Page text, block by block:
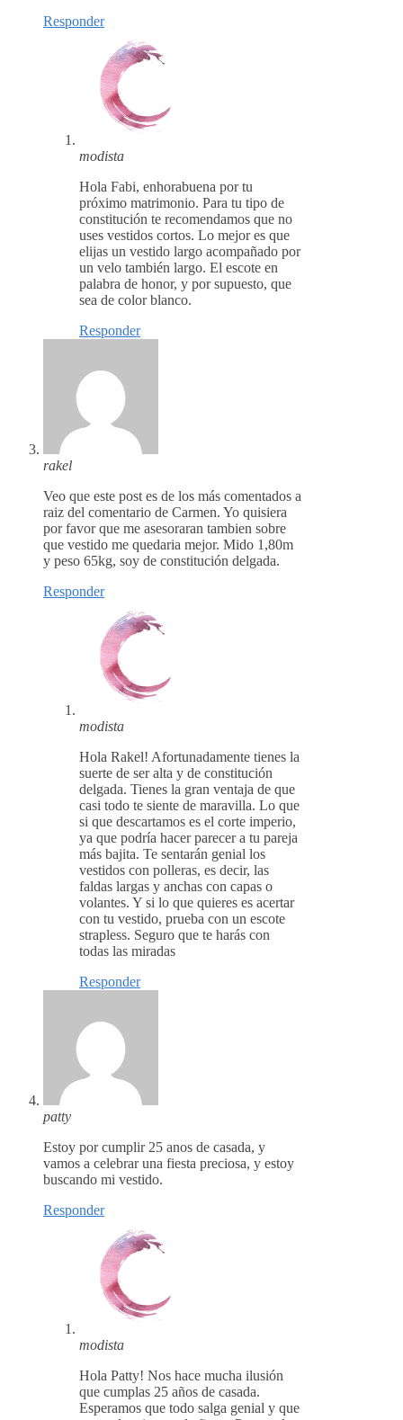
Responder
modista
Hola Fabi, enhorabuena por tu
próximo matrimonio. Para tu tipo de
constitución te recomendamos que no
uses vestidos cortos. Lo mejor es que
elijas un vestido largo acompañado por
un velo también largo. El escote en
palabra de honor, y por supuesto, que
sea de color blanco.
Responder
rakel
Veo que este post es de los más comentados a
raiz del comentario de Carmen. Yo quisiera
por favor que me asesoraran tambien sobre
que vestido me quedaria mejor. Mido 1,80m
y peso 65kg, soy de constitución delgada.
Responder
modista
Hola Rakel! Afortunadamente tienes la
suerte de ser alta y de constitución
delgada. Tienes la gran ventaja de que
casi todo te siente de maravilla. Lo que
si que descartamos es el corte imperio,
ya que podría hacer parecer a tu pareja
más bajita. Te sentarán genial los
vestidos con polleras, es decir, las
faldas largas y anchas con capas o
volantes. Y si lo que quieres es acertar
con tu vestido, prueba con un escote
strapless. Seguro que te harás con
todas las miradas
Responder
patty
Estoy por cumplir 25 anos de casada, y
vamos a celebrar una fiesta preciosa, y estoy
buscando mi vestido.
Responder
modista
Hola Patty! Nos hace mucha ilusión
que cumplas 25 años de casada.
Esperamos que todo salga genial y que